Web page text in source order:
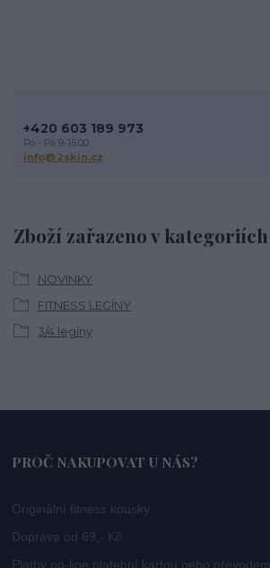
Zboží zařazeno v kategoriích
NOVINKY
FITNESS LEGÍNY
3/4 legíny
+420 603 189 973
Po - Pá 9-15:00
info@2skin.cz
PROČ NAKUPOVAT U NÁS?
Originální fitness kousky
Doprava od 69,- Kč
Platby on-line platební kartou nebo převodem